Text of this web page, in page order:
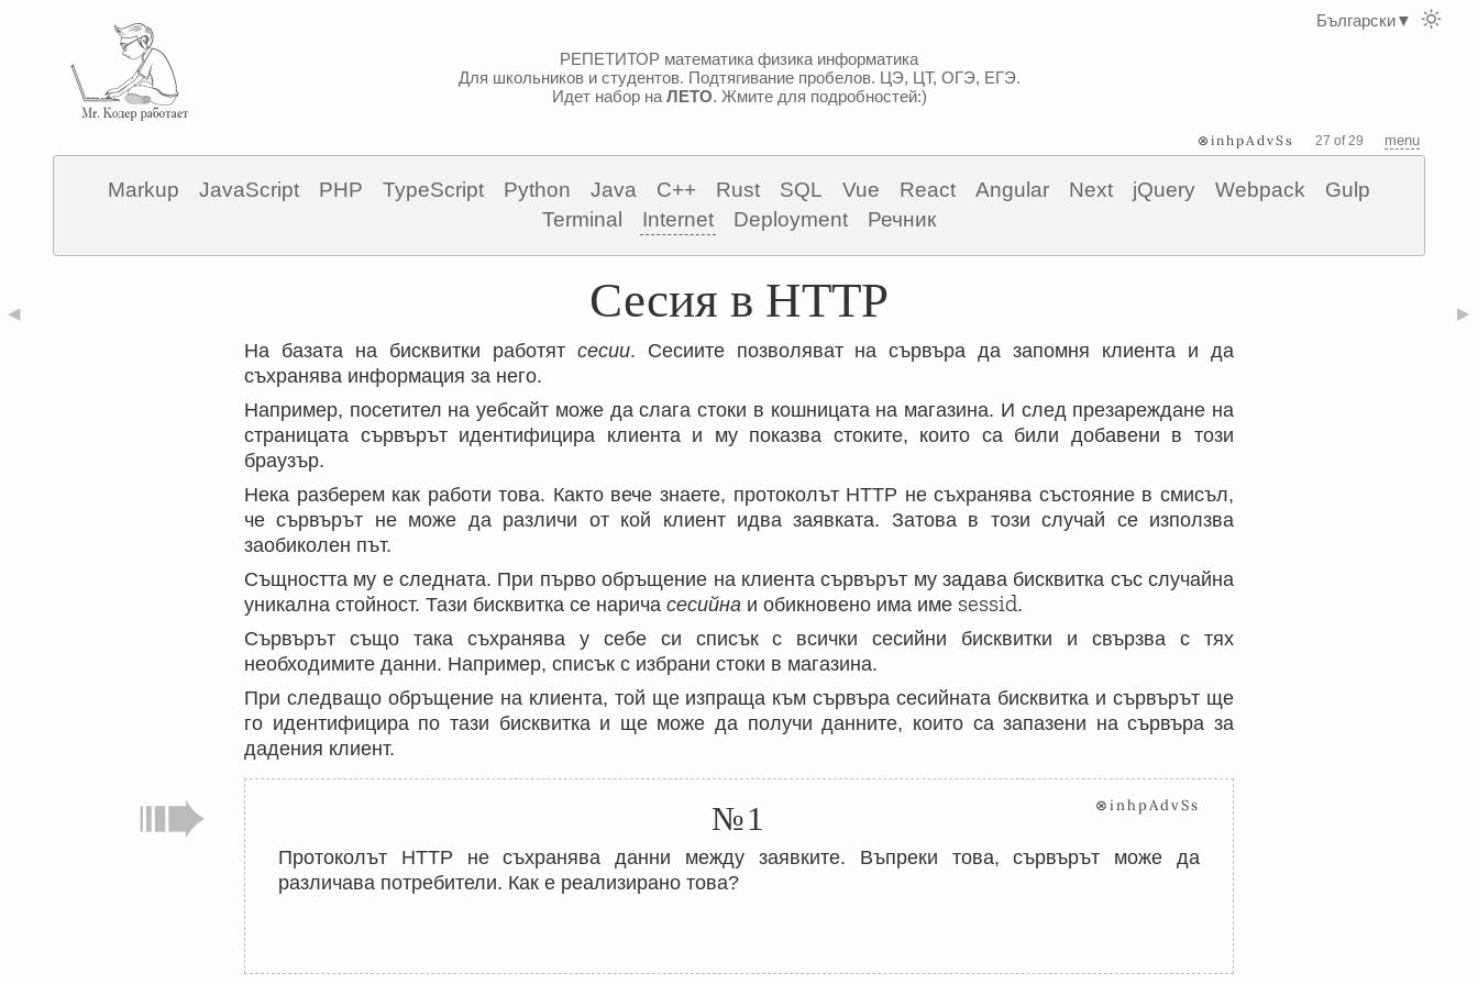
РЕПЕТИТОР математика физика информатика
Для школьников и студентов. Подтягивание пробелов. ЦЭ, ЦТ, ОГЭ, ЕГЭ.
Идет набор на ЛЕТО. Жмите для подробностей:)
⊗inhpAdvSs 27 of 29 menu
Markup JavaScript PHP TypeScript Python Java C++ Rust SQL Vue React Angular Next jQuery Webpack
Gulp
Terminal
Internet Deployment Речник
◀ ▶
Сесия в HTTP
На базата на бисквитки работят сесии. Сесиите позволяват на сървъра да запомня клиента и да
съхранява информация за него.
Например, посетител на уебсайт може да слага стоки в кошницата на магазина. И след презареждане на
страницата сървърът идентифицира клиента и му показва стоките, които са били добавени в този
браузър.
Нека разберем как работи това. Както вече знаете, протоколът HTTP не съхранява състояние в смисъл,
че сървърът не може да различи от кой клиент идва заявката. Затова в този случай се използва
заобиколен път.
Същността му е следната. При първо обръщение на клиента сървърът му задава бисквитка със случайна
уникална стойност. Тази бисквитка се нарича сесийна и обикновено има име sessid.
Сървърът също така съхранява у себе си списък с всички сесийни бисквитки и свързва с тях
необходимите данни. Например, списък с избрани стоки в магазина.
При следващо обръщение на клиента, той ще изпраща към сървъра сесийната бисквитка и сървърът ще
го идентифицира по тази бисквитка и ще може да получи данните, които са запазени на сървъра за
дадения клиент.
№1 ⊗inhpAdvSs
Протоколът HTTP не съхранява данни между заявките. Въпреки това, сървърът може да
различава потребители. Как е реализирано това?
Български▼